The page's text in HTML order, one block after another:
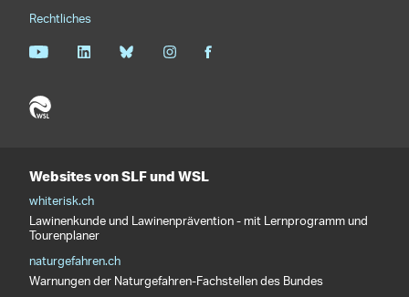
Rechtliches
Websites von SLF und WSL
whiterisk.ch
Lawinenkunde und Lawinenprävention - mit Lernprogramm und
Tourenplaner
naturgefahren.ch
Warnungen der Naturgefahren-Fachstellen des Bundes